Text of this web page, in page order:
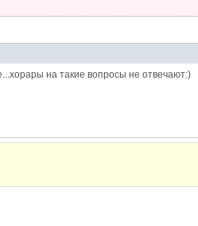
на такие вопросы не отвечают:)